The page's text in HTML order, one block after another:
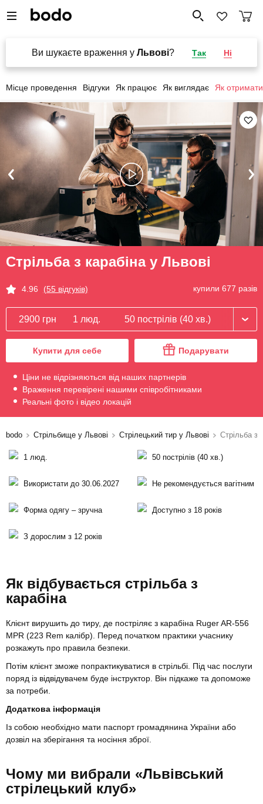
Ви шукаєте враження у Львові? Так Ні
Місце проведення Відгуки Як працює Як виглядає Як отримати
Стрільба з карабіна у Львові
4.96 (55 відгуків) купили 677 разів
2900 грн 1 люд. 50 пострілів (40 хв.)
Купити для себе Подарувати
Ціни не відрізняються від наших партнерів
Враження перевірені нашими співробітниками
Реальні фото і відео локацій
bodo Стрільбище у Львові Стрілецький тир у Львові Стрільба з
1 люд. 50 пострілів (40 хв.)
Використати до 30.06.2027 Не рекомендується вагітним
Форма одягу – зручна Доступно з 18 років
З дорослим з 12 років
Як відбувається стрільба з
карабіна
Клієнт вирушить до тиру, де постріляє з карабіна Ruger AR-556
MPR (223 Rem калібр). Перед початком практики учаснику
розкажуть про правила безпеки.
Потім клієнт зможе попрактикуватися в стрільбі. Під час послуги
поряд із відвідувачем буде інструктор. Він підкаже та допоможе
за потреби.
Додаткова інформація
Із собою необхідно мати паспорт громадянина України або
дозвіл на зберігання та носіння зброї.
Чому ми вибрали «Львівський
стрілецький клуб»